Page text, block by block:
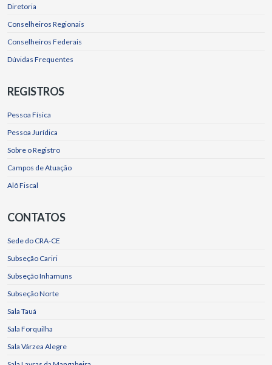
Diretoria
Conselheiros Regionais
Conselheiros Federais
Dúvidas Frequentes
REGISTROS
Pessoa Física
Pessoa Jurídica
Sobre o Registro
Campos de Atuação
Alô Fiscal
CONTATOS
Sede do CRA-CE
Subseção Cariri
Subseção Inhamuns
Subseção Norte
Sala Tauá
Sala Forquilha
Sala Várzea Alegre